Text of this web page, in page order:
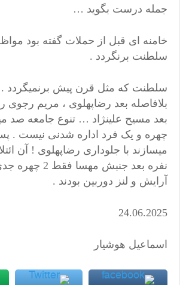
جمله درست بگوید …
خامنه ای قبل از حملات گفته بود
سلطنت برنگردد .
سلطنت که مثل قرن پیش برنمیگردد .
بلافاصله بعد رضاپهلوی ، مریم رجوی
بعد مسیح علینژاد … تنوع جامعه صد
چهره و یک فرد اداره شدنی نیست .
میسازند با جلوداری رضاپهلوی ! آن
نفره بعد جنبش
آرایش و لنز دوربین بودند .
24.06.2025
اسماعیل هوشیار